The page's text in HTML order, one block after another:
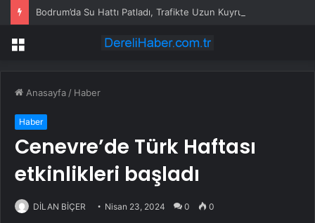
Bodrum’da Su Hattı Patladı, Trafikte Uzun Kuyruklar Oluştu
Menü
Anasayfa / Haber
Haber
Cenevre’de Türk Haftası
etkinlikleri başladı
DİLAN BİÇER Nisan 23, 2024 0 0